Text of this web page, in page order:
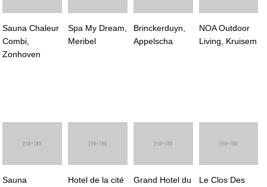
Sauna Chaleur
Combi,
Zonhoven
Spa My Dream,
Meribel
Brinckerduyn,
Appelscha
NOA Outdoor
Living, Kruisem
Sauna
Hotel de la cité
Grand Hotel du
Le Clos Des